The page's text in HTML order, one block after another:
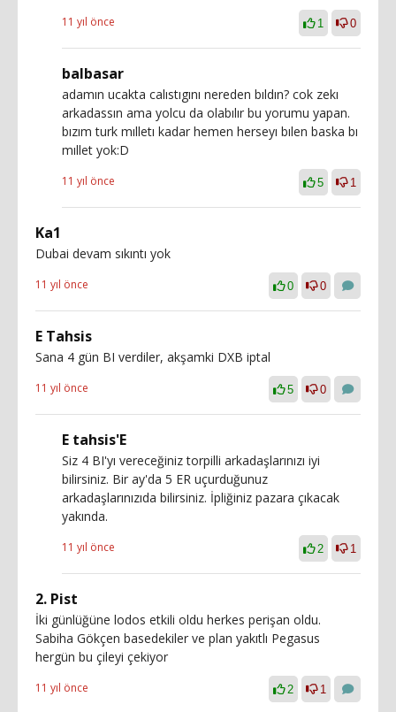
11 yıl önce 1 0
balbasar
adamın ucakta calıstıgını nereden bıldın? cok zekı
arkadassın ama yolcu da olabılır bu yorumu yapan.
bızım turk mılletı kadar hemen herseyı bılen baska bı
mıllet yok:D
11 yıl önce 5 1
Ka1
Dubai devam sıkıntı yok
11 yıl önce 0 0
E Tahsis
Sana 4 gün BI verdiler, akşamki DXB iptal
11 yıl önce 5 0
E tahsis'E
Siz 4 BI'yı vereceğiniz torpilli arkadaşlarınızı iyi
bilirsiniz. Bir ay'da 5 ER uçurduğunuz
arkadaşlarınızıda bilirsiniz. İpliğiniz pazara çıkacak
yakında.
11 yıl önce 2 1
2. Pist
İki günlüğüne lodos etkili oldu herkes perişan oldu.
Sabiha Gökçen basedekiler ve plan yakıtlı Pegasus
hergün bu çileyi çekiyor
11 yıl önce 2 1